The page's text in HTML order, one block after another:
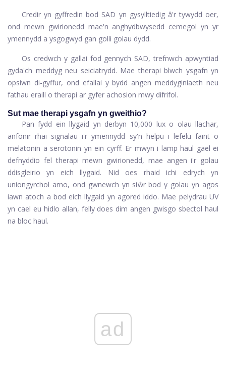
Credir yn gyffredin bod SAD yn gysylltiedig â'r tywydd oer,
ond mewn gwirionedd mae'n anghydbwysedd cemegol yn yr
ymennydd a ysgogwyd gan golli golau dydd.
Os credwch y gallai fod gennych SAD, trefnwch apwyntiad
gyda'ch meddyg neu seiciatrydd. Mae therapi blwch ysgafn yn
opsiwn di-gyffur, ond efallai y bydd angen meddyginiaeth neu
fathau eraill o therapi ar gyfer achosion mwy difrifol.
Sut mae therapi ysgafn yn gweithio?
Pan fydd ein llygaid yn derbyn 10,000 lux o olau llachar,
anfonir rhai signalau i'r ymennydd sy'n helpu i lefelu faint o
melatonin a serotonin yn ein cyrff. Er mwyn i lamp haul gael ei
defnyddio fel therapi mewn gwirionedd, mae angen i'r golau
ddisgleirio yn eich llygaid. Nid oes rhaid ichi edrych yn
uniongyrchol arno, ond gwnewch yn siŵr bod y golau yn agos
iawn atoch a bod eich llygaid yn agored iddo. Mae pelydrau UV
yn cael eu hidlo allan, felly does dim angen gwisgo sbectol haul
na bloc haul.
ad